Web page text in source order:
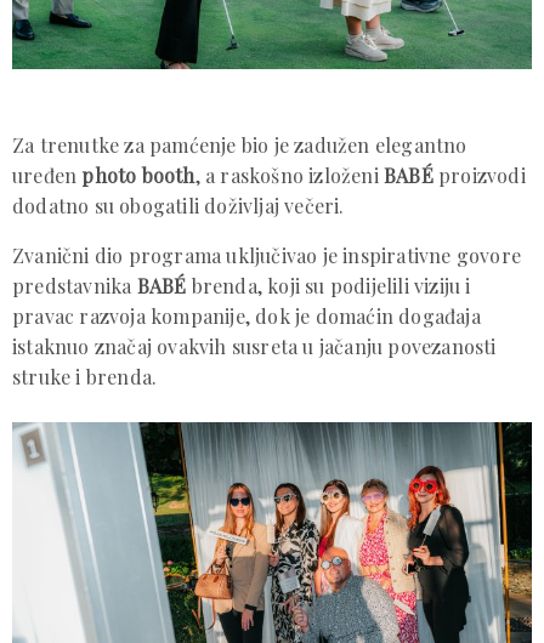
Za trenutke za pamćenje bio je zadužen elegantno
uređenphoto booth, a raskošno izloženiBABÉ proizvodi
dodatno su obogatili doživljaj večeri.
Zvanični dio programa uključivao je inspirativne govore
predstavnika BABÉ brenda, koji su podijelili viziju i
pravac razvoja kompanije, dok je domaćin događaja
istaknuo značaj ovakvih susreta u jačanju povezanosti
struke i brenda.